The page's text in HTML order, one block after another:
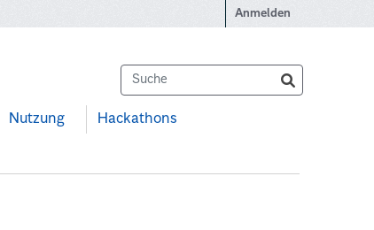
Anmelden
Nutzung Hackathons